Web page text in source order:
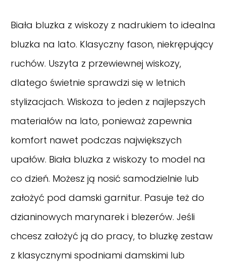
Biała bluzka z wiskozy z nadrukiem to idealna
bluzka na lato. Klasyczny fason, niekrępujący
ruchów. Uszyta z przewiewnej wiskozy,
dlatego świetnie sprawdzi się w letnich
stylizacjach. Wiskoza to jeden z najlepszych
materiałów na lato, ponieważ zapewnia
komfort nawet podczas największych
upałów. Biała bluzka z wiskozy to model na
co dzień. Możesz ją nosić samodzielnie lub
założyć pod damski garnitur. Pasuje też do
dzianinowych marynarek i blezerów. Jeśli
chcesz założyć ją do pracy, to bluzkę zestaw
z klasycznymi spodniami damskimi lub